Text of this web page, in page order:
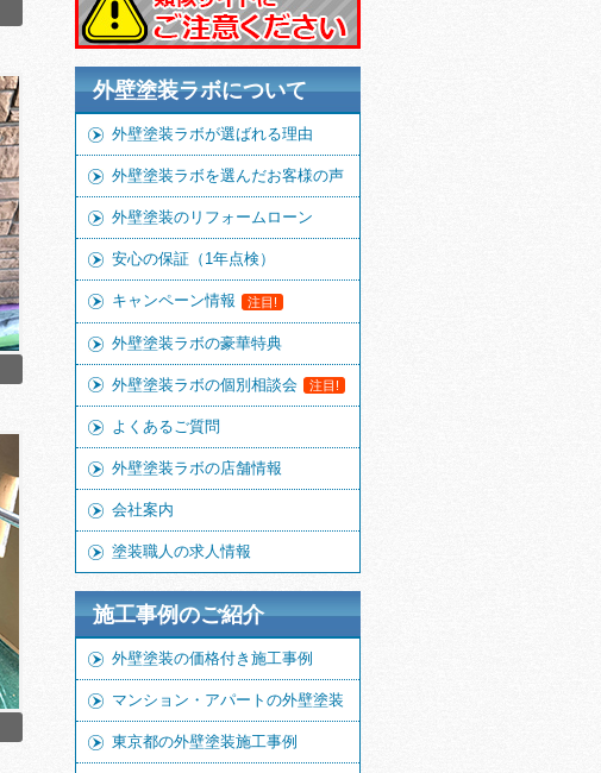
外壁塗装ラボについて
外壁塗装ラボが選ばれる理由
外壁塗装ラボを選んだお客様の声
外壁塗装のリフォームローン
安心の保証（1年点検）
キャンペーン情報 注目!
外壁塗装ラボの豪華特典
外壁塗装ラボの個別相談会 注目!
よくあるご質問
外壁塗装ラボの店舗情報
会社案内
塗装職人の求人情報
施工事例のご紹介
外壁塗装の価格付き施工事例
マンション・アパートの外壁塗装
東京都の外壁塗装施工事例